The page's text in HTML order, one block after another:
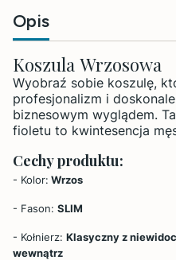
Opis
Koszula Wrzosowa
Wyobraź sobie koszulę,
profesjonalizm i
biznesowym wyglądem.
fioletu to kwintesencja
Cechy produktu:
- Kolor: Wrzos
- Fason: SLIM
- Kołnierz: Klasyczny z
wewnątrz